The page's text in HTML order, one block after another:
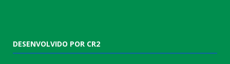
DESENVOLVIDO POR CR2